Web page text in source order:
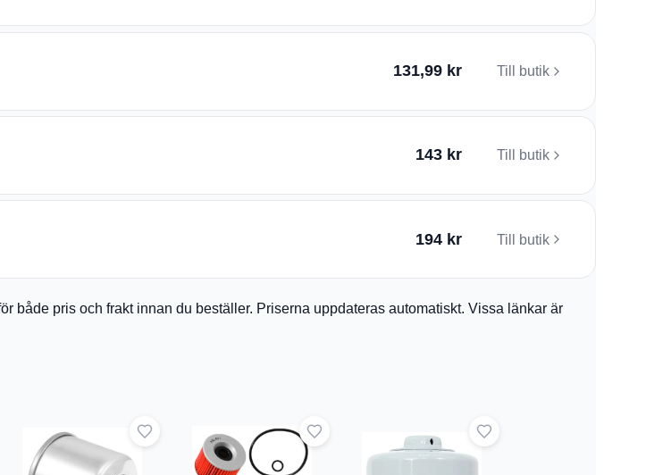
131,99 kr Till butik
143 kr Till butik
194 kr Till butik
både pris och frakt innan du beställer. Priserna uppdateras automatiskt. Vissa länkar är